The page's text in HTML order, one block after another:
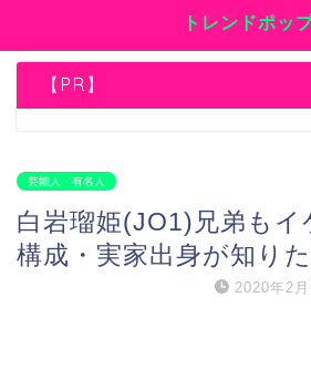
トレンドポッ
【PR】
芸能人・有名人
白岩瑠姫(JO1)兄弟もイ
構成・実家出身が知りた
2020年2月